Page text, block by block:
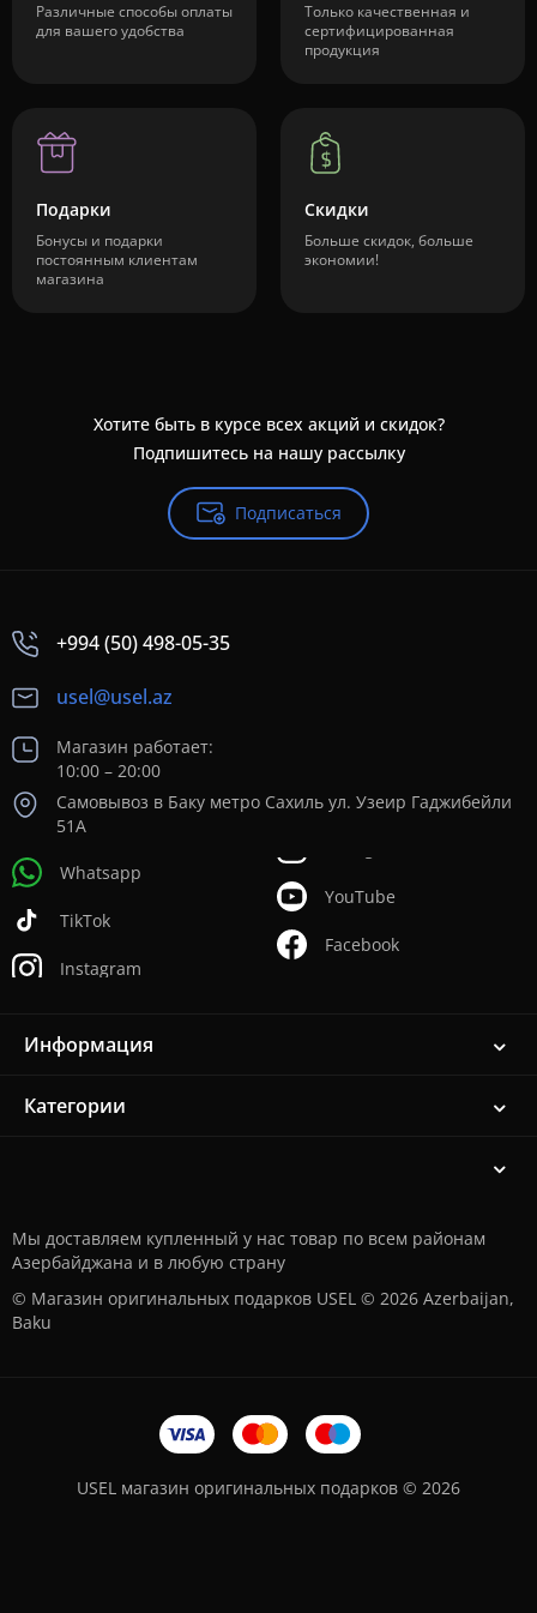
Различные способы оплаты
для вашего удобства
Только качественная и
сертифицированная
продукция
Подарки
Бонусы и подарки
постоянным клиентам
магазина
Скидки
Больше скидок, больше
экономии!
Хотите быть в курсе всех акций и скидок?
Подпишитесь на нашу рассылку
Подписаться
+994 (50) 498-05-35
usel@usel.az
Магазин работает:
10:00 – 20:00
Самовывоз в Баку метро Сахиль ул. Узеир Гаджибейли
51А
Whatsapp
TikTok
Instagram
YouTube
Facebook
Информация
Категории
Мы доставляем купленный у нас товар по всем районам
Азербайджана и в любую страну
© Магазин оригинальных подарков USEL © 2026 Azerbaijan,
Baku
USEL магазин оригинальных подарков © 2026